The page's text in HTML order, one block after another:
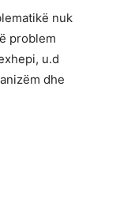
nuk
problem
u.d
dhe